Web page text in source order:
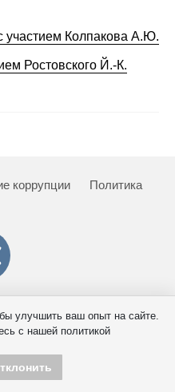
участием Колпакова А.Ю.
Ростовского Й.-К.
коррупции
Политика
улучшить ваш опыт на сайте.
с нашей политикой